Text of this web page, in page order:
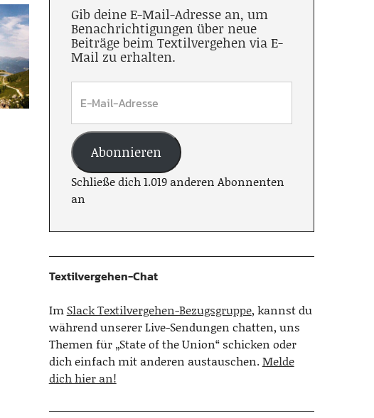
Gib deine E-Mail-Adresse an, um
Benachrichtigungen über neue
Beiträge beim Textilvergehen via E-
Mail zu erhalten.
Abonnieren
Schließe dich 1.019 anderen Abonnenten
an
Textilvergehen-Chat
Im Slack Textilvergehen-Bezugsgruppe, kannst du
während unserer Live-Sendungen chatten, uns
Themen für „State of the Union“ schicken oder
dich einfach mit anderen austauschen.Melde
dich hier an!